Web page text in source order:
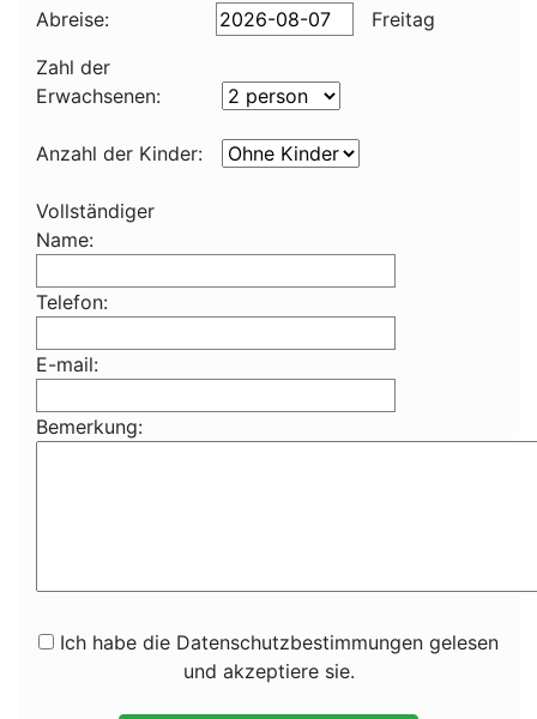
Abreise:
Freitag
Zahl der
Erwachsenen:
Anzahl der Kinder:
Vollständiger
Name:
Telefon:
E-mail:
Bemerkung:
Ich habe die Datenschutzbestimmungen gelesen
und akzeptiere sie.